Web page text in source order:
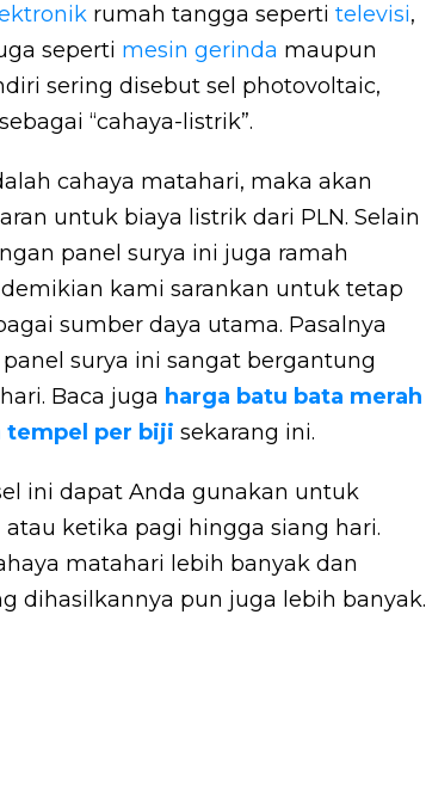
rumah tangga seperti televisi,
seperti mesin gerinda maupun
sering disebut sel photovoltaic,
“cahaya-listrik”.
cahaya matahari, maka akan
untuk biaya listrik dari PLN. Selain
panel surya ini juga ramah
kami sarankan untuk tetap
sumber daya utama. Pasalnya
surya ini sangat bergantung
Baca juga harga batu bata merah
tempel per biji sekarang ini.
ini dapat Anda gunakan untuk
ketika pagi hingga siang hari.
matahari lebih banyak dan
dihasilkannya pun juga lebih banyak.